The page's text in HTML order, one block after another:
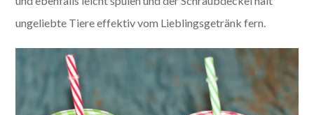
ungeliebte Tiere effektiv vom Lieblingsgetränk fern.